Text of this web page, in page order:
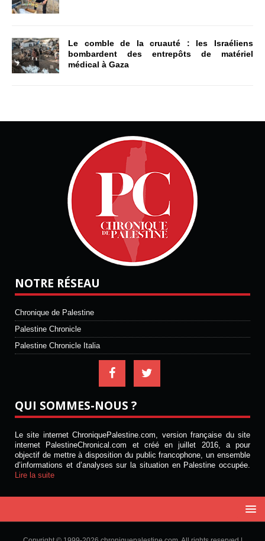
Le comble de la cruauté : les Israéliens
bombardent des entrepôts de matériel
médical à Gaza
NOTRE RÉSEAU
Chronique de Palestine
Palestine Chronicle
Palestine Chronicle Italia
QUI SOMMES-NOUS ?
Le site internet ChroniquePalestine.com, version française du site
internet PalestineChronical.com et créé en juillet 2016, a pour
objectif de mettre à disposition du public francophone, un ensemble
d’informations et d’analyses sur la situation en Palestine occupée.
Lire la suite